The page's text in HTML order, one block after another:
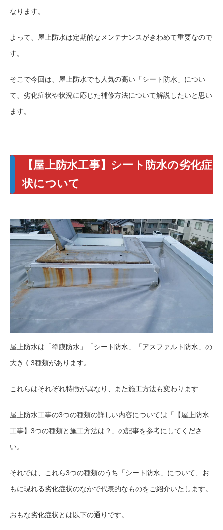
なります。
よって、屋上防水は定期的なメンテナンスがきわめて重要なので
す。
そこで今回は、屋上防水でも人気の高い「シート防水」につい
て、劣化症状や状況に応じた補修方法について解説したいと思い
ます。
【屋上防水工事】シート防水の劣化症
状について
屋上防水は「塗膜防水」「シート防水」「アスファルト防水」の
大きく3種類があります。
これらはそれぞれ特徴が異なり、また施工方法も変わります
屋上防水工事の3つの種類の詳しい内容については 「【屋上防水
工事】3つの種類と施工方法は？」 の記事を参考にしてくださ
い。
それでは、これら3つの種類のうち「シート防水」について、お
もに現れる劣化症状のなかで代表的なものをご紹介いたします。
おもな劣化症状とは以下の通りです。